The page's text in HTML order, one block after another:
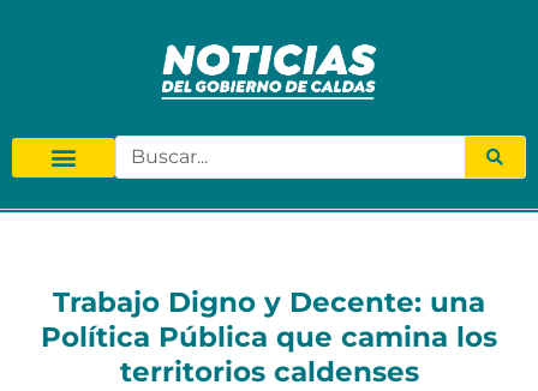
Trabajo Digno y Decente: una
Política Pública que camina los
territorios caldenses